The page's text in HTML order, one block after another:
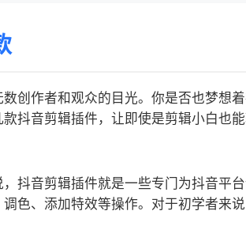
创作者和观众的目光。你是否也梦想
抖音剪辑插件，让即使是剪辑小白也能
抖音剪辑插件就是一些专门为抖音平
色、添加特效等操作。对于初学者来